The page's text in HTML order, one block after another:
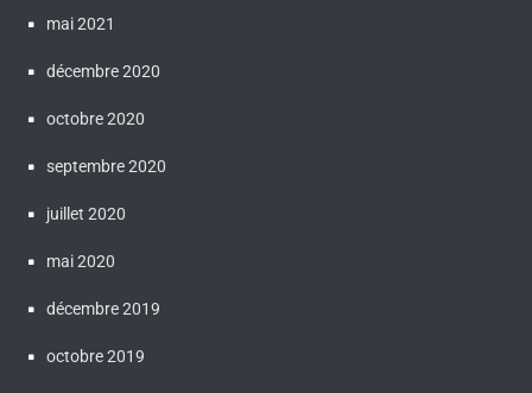
mai 2021
décembre 2020
octobre 2020
septembre 2020
juillet 2020
mai 2020
décembre 2019
octobre 2019